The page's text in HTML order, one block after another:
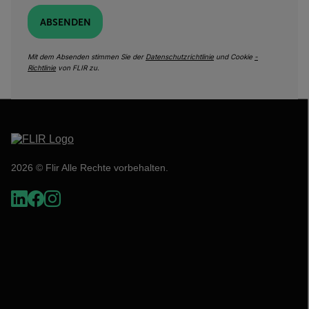
ABSENDEN
Mit dem Absenden stimmen Sie der Datenschutzrichtlinie und Cookie -
Richtlinie von FLIR zu.
2026 © Flir Alle Rechte vorbehalten.